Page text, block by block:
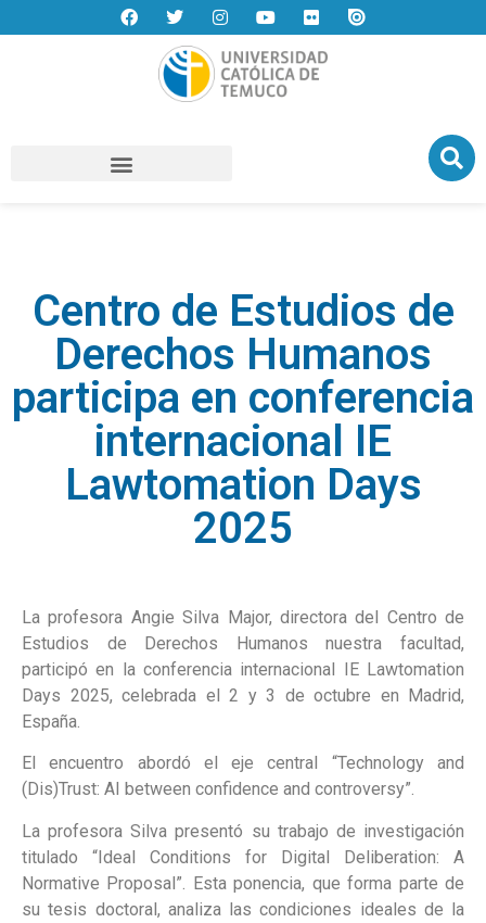
Centro de Estudios de
Derechos Humanos
participa en conferencia
internacional IE
Lawtomation Days
2025
La profesora Angie Silva Major, directora del Centro de
Estudios de Derechos Humanos nuestra facultad,
participó en la conferencia internacional IE Lawtomation
Days 2025, celebrada el 2 y 3 de octubre en Madrid,
España.
El encuentro abordó el eje central “Technology and
(Dis)Trust: AI between confidence and controversy”.
La profesora Silva presentó su trabajo de investigación
titulado “Ideal Conditions for Digital Deliberation: A
Normative Proposal”. Esta ponencia, que forma parte de
su tesis doctoral, analiza las condiciones ideales de la